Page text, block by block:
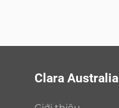
Clara Australia